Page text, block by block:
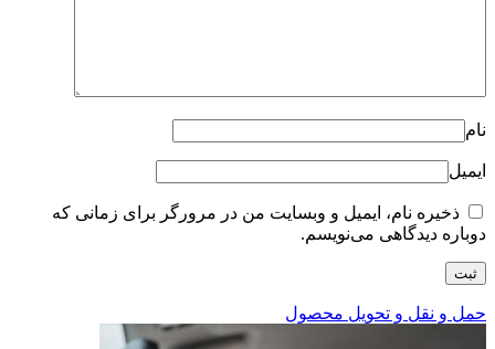
نام
ایمیل
ذخیره نام، ایمیل و وبسایت من در مرورگر برای زمانی که
دوباره دیدگاهی می‌نویسم.
حمل و نقل و تحویل محصول